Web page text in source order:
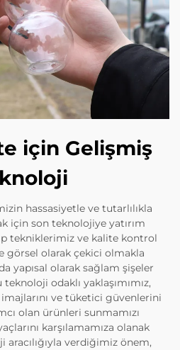
için Gelişmiş
hassasiyetle ve tutarlılıkla
için son teknolojiye yatırım
tekniklerimiz ve kalite kontrol
görsel olarak çekici olmakla
yapısal olarak sağlam şişeler
odaklı yaklaşımımız,
ve tüketici güvenlerini
olan ürünleri sunmamızı
karşılamamıza olanak
aracılığıyla verdiğimiz önem,